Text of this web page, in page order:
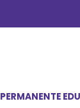
PERMANENTE